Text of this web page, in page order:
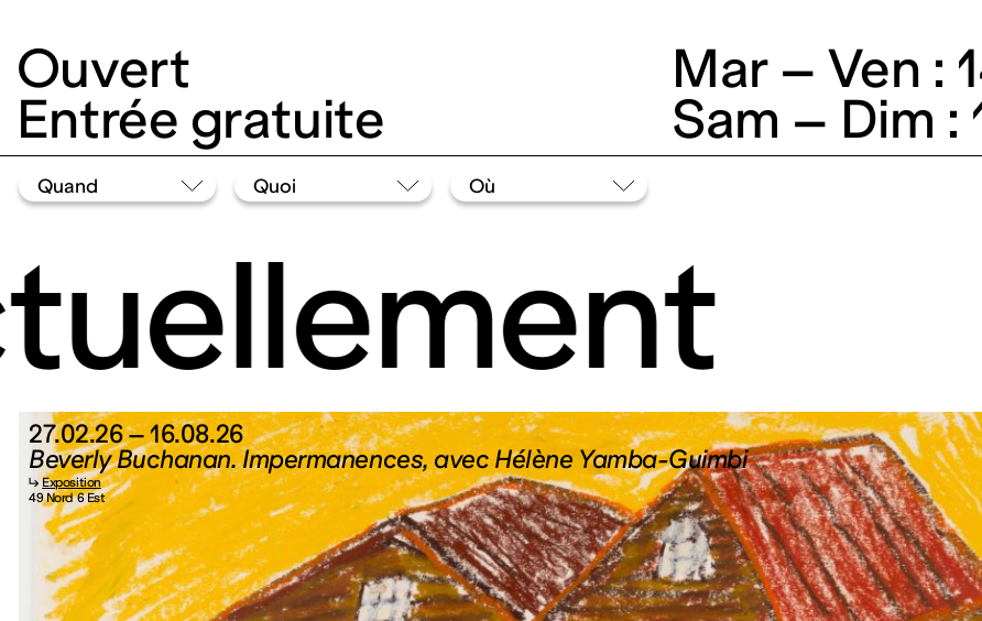
Ouvert
Entrée gratuite
Mar – Ven :
Sam – Dim :
27.02.26 – 16.08.26
Beverly Buchanan. Impermanences, avec Hélène Yamba-Guimbi
↳Exposition
49 Nord 6 Est